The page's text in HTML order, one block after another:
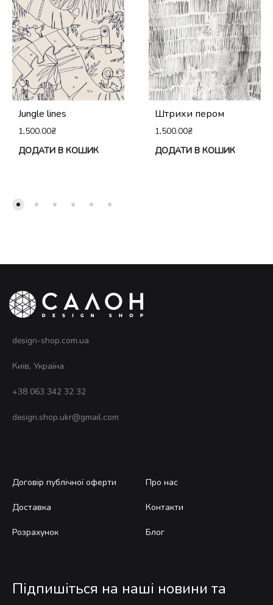
Jungle lines
1,500.00₴
ДОДАТИ В КОШИК
Штрихи пером
1,500.00₴
ДОДАТИ В КОШИК
design-shop.com.ua
Київ, Україна
+38 063 342 32 32
design.shop.ukr@gmail.com
Договір публічної оферти
Доставка
Розрахунок
Про нас
Контакти
Блог
Підпишіться на наші новини та